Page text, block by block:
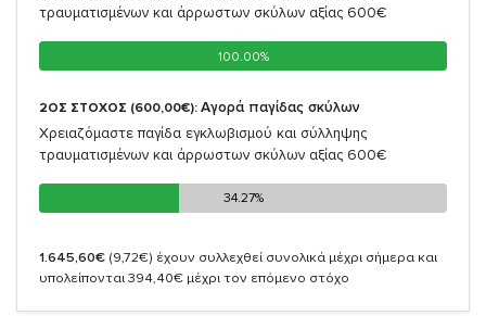
τραυματισμένων και άρρωστων σκύλων αξίας 600€
100.00%
100.00%
2ΟΣ ΣΤΟΧΟΣ (600,00€): Αγορά παγίδας σκύλων
Χρειαζόμαστε παγίδα εγκλωβισμού και σύλληψης
τραυματισμένων και άρρωστων σκύλων αξίας 600€
34.27%
34.27%
1.645,60€ (9,72€) έχουν συλλεχθεί συνολικά μέχρι σήμερα και
υπολείπονται 394,40€ μέχρι τον επόμενο στόχο